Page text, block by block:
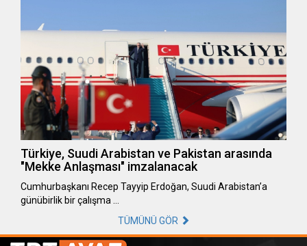
Türkiye, Suudi Arabistan ve Pakistan arasında
"Mekke Anlaşması" imzalanacak
Cumhurbaşkanı Recep Tayyip Erdoğan, Suudi Arabistan’a
günübirlik bir çalışma …
TÜMÜNÜ GÖR